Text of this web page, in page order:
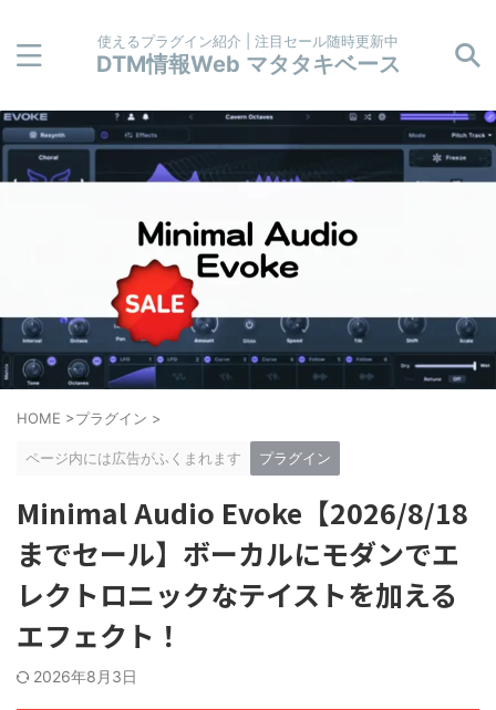
使えるプラグイン紹介 | 注目セール随時更新中
DTM情報Web マタタキベース
HOME >プラグイン >
ページ内には広告がふくまれます プラグイン
Minimal Audio Evoke【2026/8/18
までセール】ボーカルにモダンでエ
レクトロニックなテイストを加える
エフェクト！
2026年8月3日